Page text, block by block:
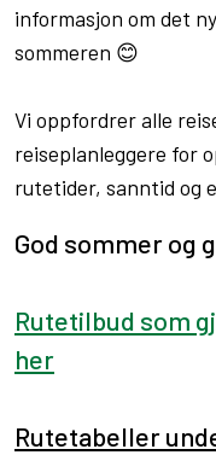
informasjon om det
sommeren 😊
Vi oppfordrer alle
reiseplanleggere for
rutetider, sanntid og
God sommer og
Rutetilbud som
her
Rutetabeller